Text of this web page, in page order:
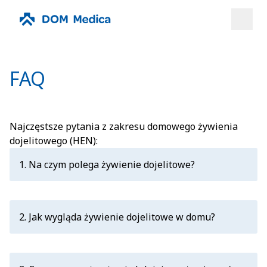
FAQ
Najczęstsze pytania z zakresu domowego żywienia
dojelitowego (HEN):
1. Na czym polega żywienie dojelitowe?
odżywiania, w której pokarm dostarczany jest
do organizmu pacjenta drogą inną niż doustna.
Trafia bezpośrednio do żołądka albo do jelita
2. Jak wygląda żywienie dojelitowe w domu?
do przewodu pokarmowego i nie musi być